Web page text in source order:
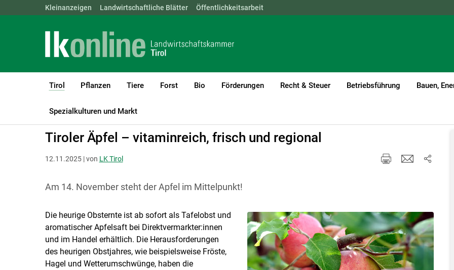
Landwirtschaftskammern: ÖSTERREICH BGLD KTN NÖ OÖ
Kleinanzeigen Landwirtschaftliche Blätter Öffentlichkeitsarbeit
Tirol
(current)1
Pflanzen Tiere Forst Bio Förderungen Recht & Steuer Betriebsführung Bauen,
Spezialkulturen und Markt
LK Tirol Tirol Aktuelles
Tiroler Äpfel – vitaminreich, frisch und regional
12.11.2025 | von LK Tirol
Am 14. November steht der Apfel im Mittelpunkt!
Die heurige Obsternte ist ab sofort als Tafelobst und
aromatischer Apfelsaft bei Direktvermarkter:innen
und im Handel erhältlich. Die Herausforderungen
des heurigen Obstjahres, wie beispielsweise Fröste,
Hagel und Wetterumschwünge, haben die